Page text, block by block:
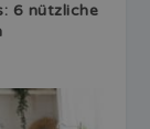
6 nützliche